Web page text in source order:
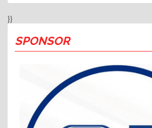
}}
SPONSOR